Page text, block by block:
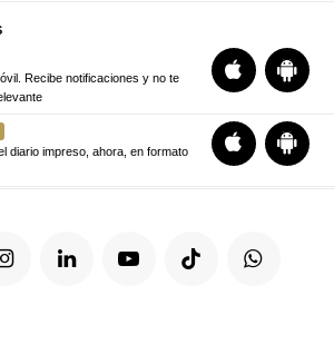
Recibe notificaciones y no te
diario impreso, ahora, en formato